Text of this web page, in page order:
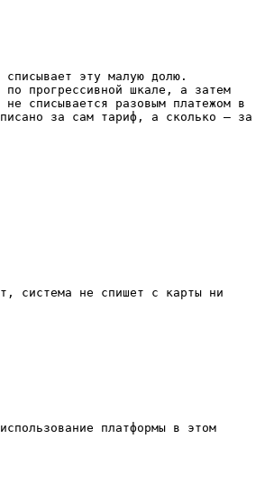
эту малую долю.
прогрессивной шкале, а затем
списывается разовым платежом в
за сам тариф, а сколько — за
платформы в этом